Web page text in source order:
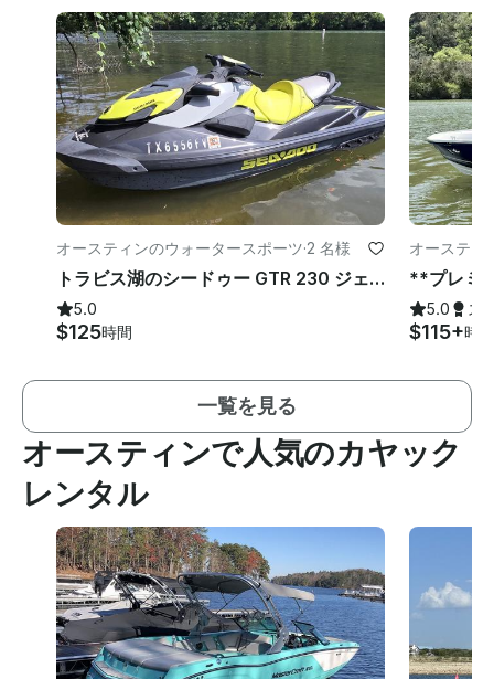
オースティンのウォータースポーツ·2 名様
トラビス湖のシードゥー GTR 230 ジェットスキーレンタル
5.0
$125時間
オースティ
5.0 ス
$115+時間
一覧を見る
オースティンで人気のカヤック
レンタル